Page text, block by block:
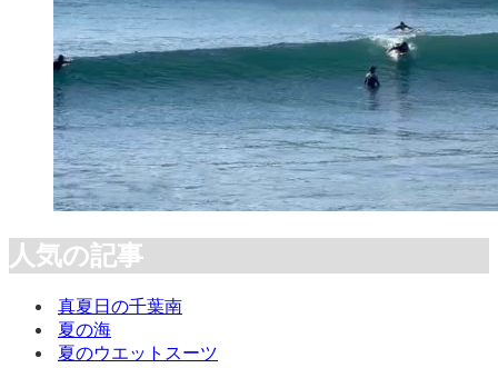
人気の記事
真夏日の千葉南
夏の海
夏のウエットスーツ